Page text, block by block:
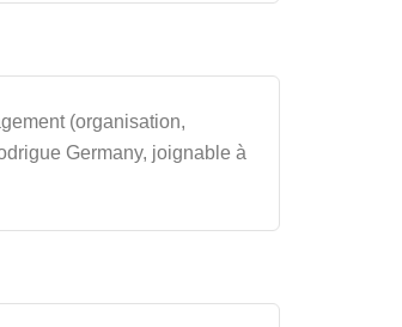
(organisation,
Germany, joignable à